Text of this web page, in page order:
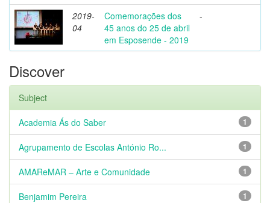
2019-
04
Comemorações dos
45 anos do 25 de abril
em Esposende - 2019
-
Discover
Subject
1
Academia Ás do Saber
1
Agrupamento de Escolas António Ro...
1
AMAReMAR – Arte e Comunidade
1
Benjamim Pereira